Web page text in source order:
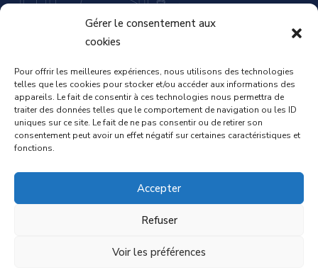
Gérer le consentement aux
cookies
Pour offrir les meilleures expériences, nous utilisons des technologies
telles que les cookies pour stocker et/ou accéder aux informations des
appareils. Le fait de consentir à ces technologies nous permettra de
traiter des données telles que le comportement de navigation ou les ID
uniques sur ce site. Le fait de ne pas consentir ou de retirer son
consentement peut avoir un effet négatif sur certaines caractéristiques et
fonctions.
Accepter
Refuser
Voir les préférences
Mardi : 13:30 – 18:00
Mercredi : 08:30 – 12:00 | 14:00 – 17:00
Vendredi : 08:30 – 12:00 | 14:00 – 17:00
Samedi : Fermée
Dimanche : Fermée
Mentions légales